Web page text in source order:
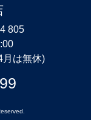
805
月は無休)